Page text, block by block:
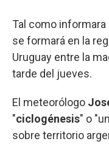
Tal como informara
se formará en la
Uruguay entre la
tarde del jueves.
El meteorólogo
"ciclogénesis" o
sobre territorio